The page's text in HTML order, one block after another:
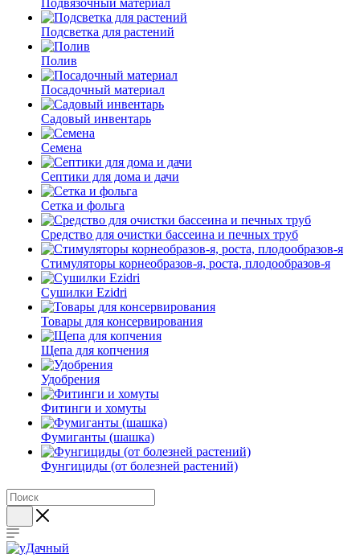
Подвязочный материал
Подсветка для растений
Полив
Посадочный материал
Садовый инвентарь
Семена
Септики для дома и дачи
Сетка и фольга
Средство для очистки бассеина и печных труб
Стимуляторы корнеобразов-я, роста, плодообразов-я
Сушилки Ezidri
Товары для консервирования
Щепа для копчения
Удобрения
Фитинги и хомуты
Фумиганты (шашка)
Фунгициды (от болезней растений)